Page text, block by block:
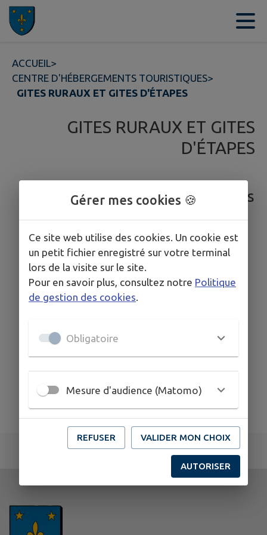
Contenu
ACCUEIL>
CENTRE D'HÉBERGEMENTS TOURISTIQUES>
GITES RURAUX ET GITES D'ÉTAPES
GITES RURAUX ET GITES
D'ÉTAPES
Nos gîtes ruraux et d'étapes
Gérer mes cookies 🍪
Ce site web utilise des cookies. Un cookie est
un petit fichier enregistré sur votre terminal
lors de la visite sur le site.
Pour en savoir plus, consultez notre Politique
de gestion des cookies.
Obligatoire
Mesure d'audience (Matomo)
REFUSER VALIDER MON CHOIX
AUTORISER